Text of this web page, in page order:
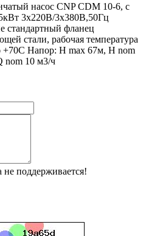
насос CNP CDM 10-6, с
3х220В/3х380В,50Гц
стандартный фланец
стали, рабочая температура
+70С Напор: H max 67м, H nom
nom 10 м3/ч
не поддерживается!